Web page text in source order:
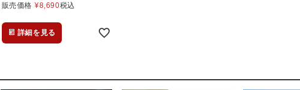
販売価格 ¥8,690税込
詳細を見る